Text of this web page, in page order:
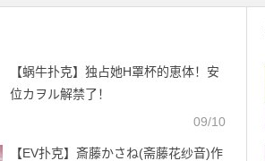
【蜗牛扑克】独占她H罩杯的恵体！安
位カヲル解禁了！
09/10
【EV扑克】斎藤かさね(斋藤花纱音)作